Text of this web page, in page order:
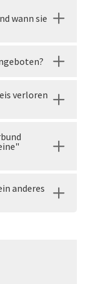
wann sie
verloren
anderes